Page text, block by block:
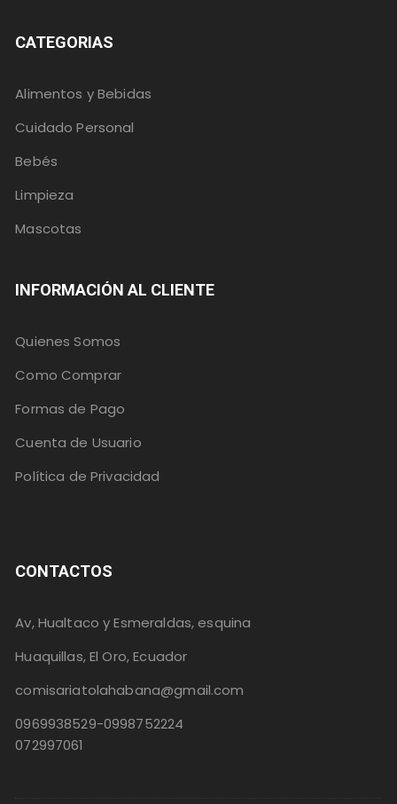
CATEGORIAS
Alimentos y Bebidas
Cuidado Personal
Bebés
Limpieza
Mascotas
INFORMACIÓN AL CLIENTE
Quienes Somos
Como Comprar
Formas de Pago
Cuenta de Usuario
Política de Privacidad
CONTACTOS
Av, Hualtaco y Esmeraldas, esquina
Huaquillas, El Oro, Ecuador
comisariatolahabana@gmail.com
0969938529-0998752224
072997061